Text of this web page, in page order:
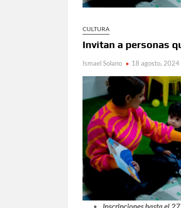
Conmemorará Casa
Continúa abierta la
Inaugura Municipio exposición
Arranca Ofech su Temporada
Gobierno
Invita Secretaría de
Amplía Biblioteca Central
CULTURA
Invitan a personas
Ismael Solano 18 agosto, 2024